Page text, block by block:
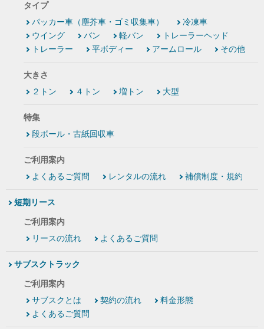
タイプ
パッカー車（塵芥車・ゴミ収集車）
冷凍車
ウイング
バン 軽バン
トレーラーヘッド
トレーラー
平ボディー アームロール その他
大きさ
２トン
４トン 増トン 大型
特集
段ボール・古紙回収車
ご利用案内
よくあるご質問
レンタルの流れ 補償制度・規約
短期リース
ご利用案内
リースの流れ
よくあるご質問
サブスクトラック
ご利用案内
サブスクとは
契約の流れ
料金形態
よくあるご質問